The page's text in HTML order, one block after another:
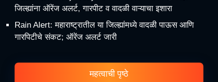
जिल्ह्यांना ऑरेंज अलर्ट, गारपीट व वादळी वाऱ्याचा इशारा
Rain Alert: महाराष्ट्रातील या जिल्ह्यांमध्ये वादळी पाऊस आणि
गारपिटीचे संकट; ऑरेंज अलर्ट जारी
महत्वाची पृष्ठे